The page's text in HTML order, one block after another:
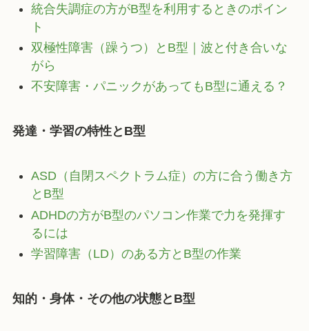
統合失調症の方がB型を利用するときのポイン
ト
双極性障害（躁うつ）とB型｜波と付き合いな
がら
不安障害・パニックがあってもB型に通える？
発達・学習の特性とB型
ASD（自閉スペクトラム症）の方に合う働き方
とB型
ADHDの方がB型のパソコン作業で力を発揮す
るには
学習障害（LD）のある方とB型の作業
知的・身体・その他の状態とB型